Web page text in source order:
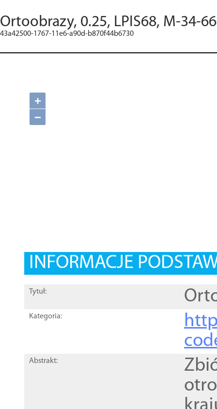
Ortoobrazy, 0.25, LPIS68, M-34-
43a42500-1767-11e6-a90d-b870f44b6730
+
−
INFORMACJE
Tytuł:
Kategoria:
Abstrakt: